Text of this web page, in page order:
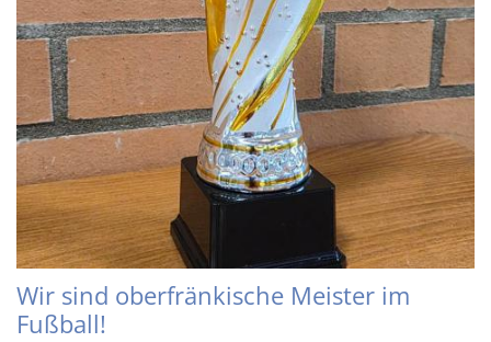
Wir sind oberfränkische Meister im
Fußball!